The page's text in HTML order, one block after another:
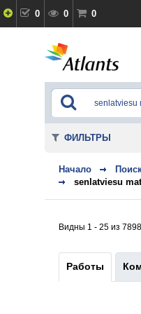
0 0 0
Начало
senlatviesu
Видны 1 - 25 из
Работы
ФИЛЬТРЫ